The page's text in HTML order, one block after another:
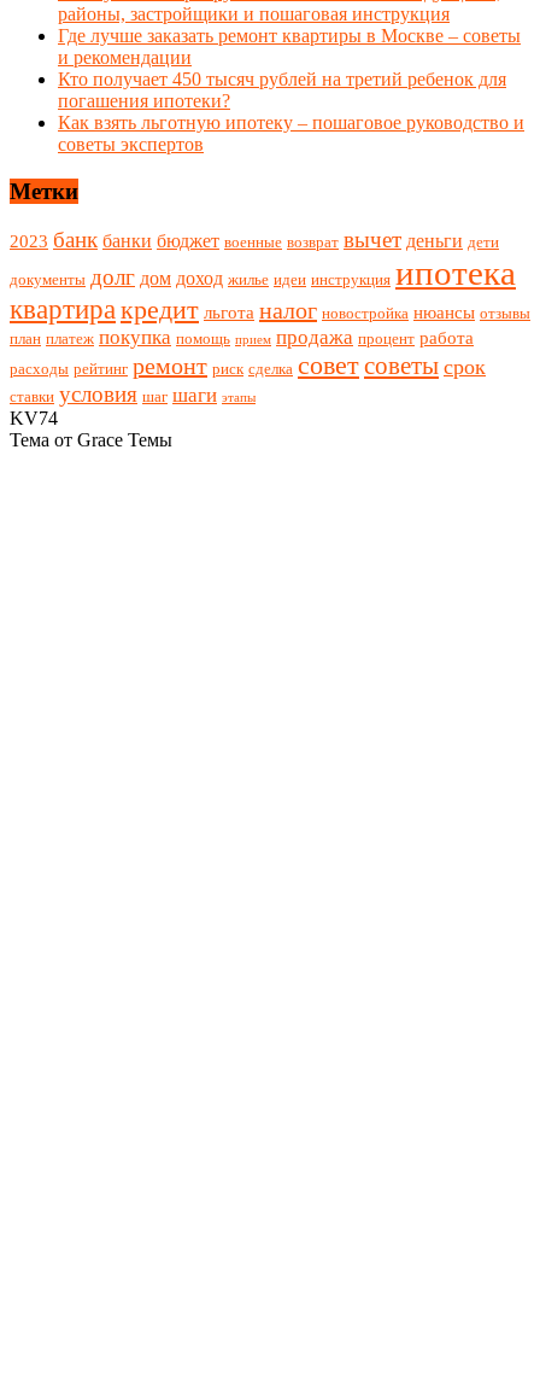
районы, застройщики и пошаговая инструкция
Где лучше заказать ремонт квартиры в Москве – советы
и рекомендации
Кто получает 450 тысяч рублей на третий ребенок для
погашения ипотеки?
Как взять льготную ипотеку – пошаговое руководство и
советы экспертов
Метки
2023 банк банки бюджет военные возврат вычет деньги дети
документы долг дом доход жилье идеи инструкция ипотека
квартиракредит льгота налог новостройка нюансы отзывы
план платеж покупка помощь прием продажа процент работа
расходы рейтинг ремонт риск сделка советсоветы срок
ставки условия шаг шаги этапы
KV74
Тема от Grace Темы